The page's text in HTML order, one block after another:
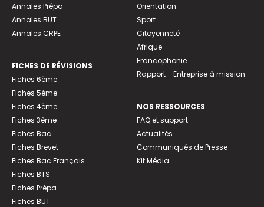
Annales Prépa
Annales BUT
Annales CRPE
FICHES DE RÉVISIONS
Fiches 6ème
Fiches 5ème
Fiches 4ème
Fiches 3ème
Fiches Bac
Fiches Brevet
Fiches Bac Français
Fiches BTS
Fiches Prépa
Fiches BUT
Orientation
Sport
Citoyenneté
Afrique
Francophonie
Rapport - Entreprise à mission
NOS RESSOURCES
FAQ et support
Actualités
Communiqués de Presse
Kit Média